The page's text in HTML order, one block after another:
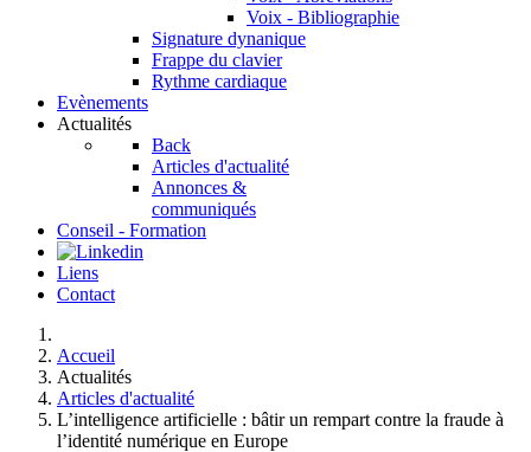
Voix - Bibliographie
Signature dynanique
Frappe du clavier
Rythme cardiaque
Evènements
Actualités
Back
Articles d'actualité
Annonces &
communiqués
Conseil - Formation
Liens
Contact
Accueil
Actualités
Articles d'actualité
L’intelligence artificielle : bâtir un rempart contre la fraude à
l’identité numérique en Europe